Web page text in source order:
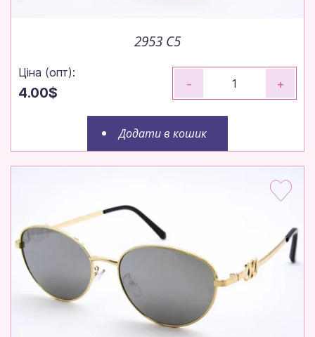
2953 C5
Ціна (опт):
4.00$
- +
Додати в кошик